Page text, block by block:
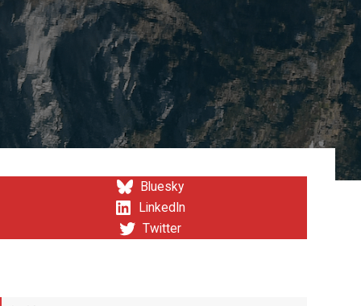
Bluesky
LinkedIn
Twitter